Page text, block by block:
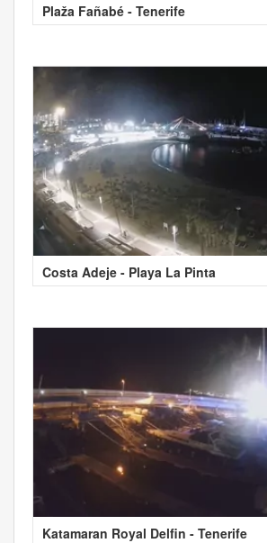
Plaža Fañabé - Tenerife
Costa Adeje - Playa La Pinta
Katamaran Royal Delfin - Tenerife